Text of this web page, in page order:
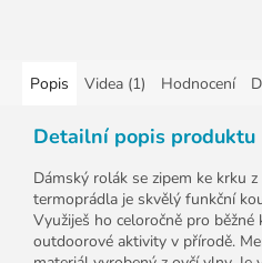
Popis Videa (1) Hodnocení
Detailní popis produktu
Dámský rolák se zipem ke krku
termoprádla je skvělý funkční
Využiješ ho celoročně pro
outdoorové aktivity v přírodě.